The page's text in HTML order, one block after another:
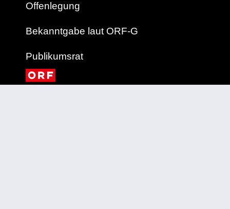
Offenlegung
Bekanntgabe laut ORF-G
Publikumsrat